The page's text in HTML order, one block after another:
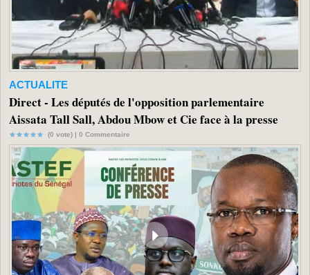
ACTUALITE
Direct - Les députés de l'opposition parlementaire
Aissata Tall Sall, Abdou Mbow et Cie face à la presse
(0 vote) | 0 Commentaire